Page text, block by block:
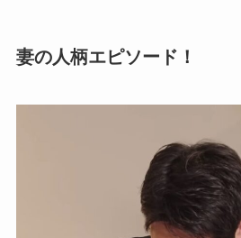
妻の人柄エピソード！